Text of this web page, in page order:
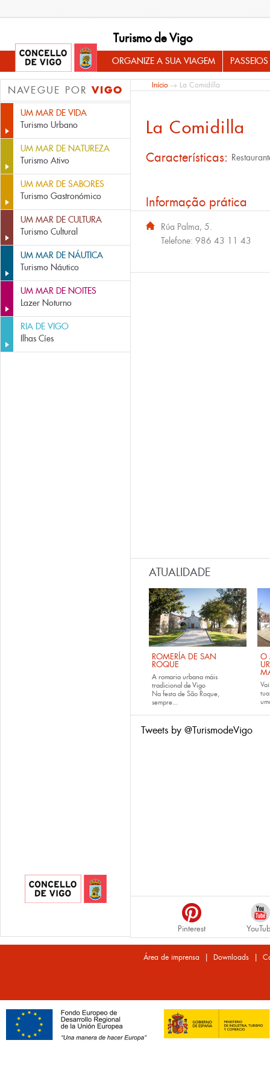
Turismo de Vigo
ORGANIZE A SUA VIAGEM
NAVEGUE POR VIGO
UM MAR DE VIDA
Turismo Urbano
UM MAR DE NATUREZA
Turismo Ativo
UM MAR DE SABORES
Turismo Gastronómico
UM MAR DE CULTURA
Turismo Cultural
UM MAR DE NÁUTICA
Turismo Náutico
UM MAR DE NOITES
Lazer Noturno
RIA DE VIGO
Ilhas Cíes
Início→ La Comidilla
La Comidilla
Características:
Informação prática
Rúa Palma, 5.
Telefone: 986 43 11 43
ATUALIDADE
ROMERÍA DE SAN
ROQUE
A romaria urbana máis
tradicional de Vigo
Na festa de São Roque,
sempre...
O
Tweets by @TurismodeVigo
Pinterest
Área de imprensa | Downloads |